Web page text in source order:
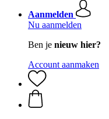
Aanmelden
Nu aanmelden
Ben je nieuw hier?
Account aanmaken